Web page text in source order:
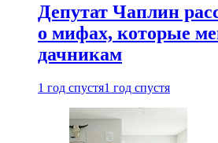
Депутат Чаплин
о мифах, которые
дачникам
1 год спустя1 год спустя